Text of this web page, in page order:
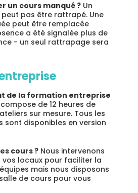
un cours manqué ?Un
pas être rattrapé. Une
peut être remplacée
a été signalée plus de
- un seul rattrapage sera
de la formation entreprise
de 12 heures de
sur mesure. Tous les
sont disponibles en version
cours ?Nous intervenons
locaux pour faciliter la
mais nous disposons
de cours pour vous